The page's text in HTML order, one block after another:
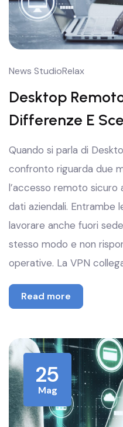
News StudioRelax
Desktop
Differenze E
Quando si parla di
confronto riguarda due
l’accesso remoto sicuro
dati aziendali. Entrambe
lavorare anche fuori
stesso modo e non
operative. La VPN
Read more
25
Mag